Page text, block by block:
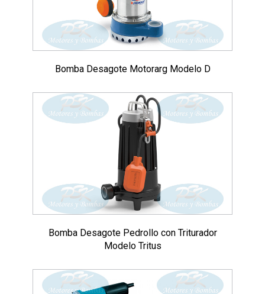
Bomba Desagote Motorarg Modelo D
Bomba Desagote Pedrollo con Triturador
Modelo Tritus